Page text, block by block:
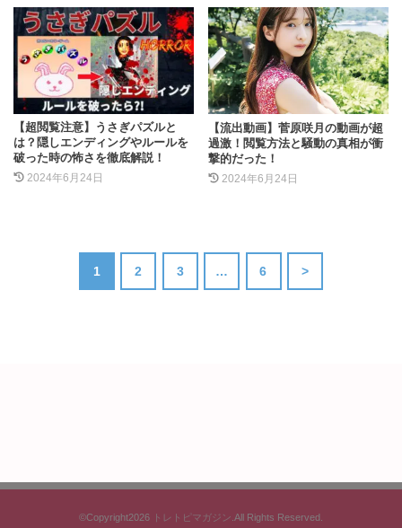
【超閲覧注意】うさぎパズルと
は？隠しエンディングやルールを
破った時の怖さを徹底解説！
2024年6月24日
【流出動画】菅原咲月の動画が超
過激！閲覧方法と騒動の真相が衝
撃的だった！
2024年6月24日
1 2 3 … 6 >
©Copyright2026 トレトピマガジン .All Rights Reserved.